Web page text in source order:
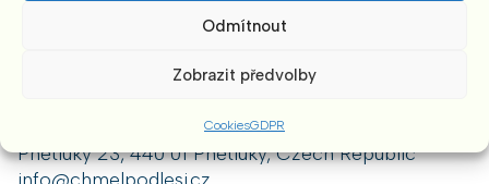
Odmítnout
Zobrazit předvolby
CookiesGDPR
Pnětluky 23, 440 01 Pnětluky, Czech Republic
info@chmelpodlesi.cz